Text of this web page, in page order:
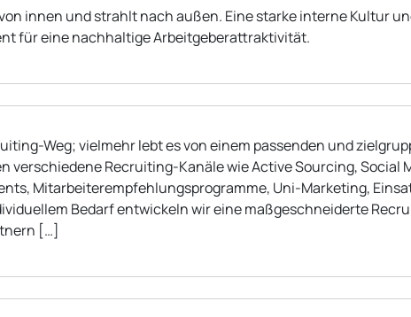
innen und strahlt nach außen. Eine starke interne Kultur
für eine nachhaltige Arbeitgeberattraktivität.
Weg; vielmehr lebt es von einem passenden und
verschiedene Recruiting-Kanäle wie Active Sourcing, Social
Mitarbeiterempfehlungsprogramme, Uni-Marketing,
Bedarf entwickeln wir eine maßgeschneiderte
[…]